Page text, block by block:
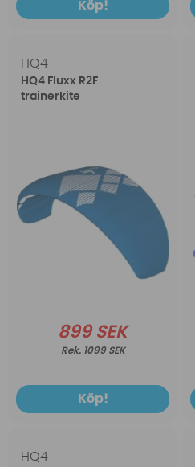
Köp!
HQ4
HQ4 Fluxx R2F
trainerkite
899 SEK
1099 SEK
Köp!
HQ4